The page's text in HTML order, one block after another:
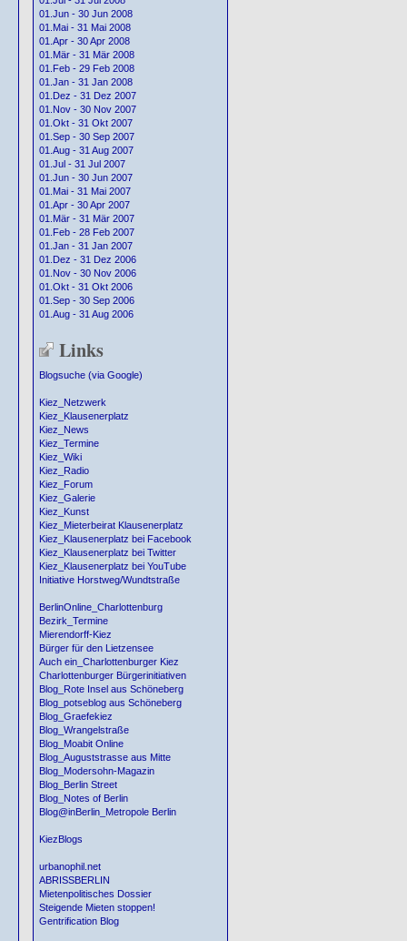
01.Jun - 30 Jun 2008
01.Mai - 31 Mai 2008
01.Apr - 30 Apr 2008
01.Mär - 31 Mär 2008
01.Feb - 29 Feb 2008
01.Jan - 31 Jan 2008
01.Dez - 31 Dez 2007
01.Nov - 30 Nov 2007
01.Okt - 31 Okt 2007
01.Sep - 30 Sep 2007
01.Aug - 31 Aug 2007
01.Jul - 31 Jul 2007
01.Jun - 30 Jun 2007
01.Mai - 31 Mai 2007
01.Apr - 30 Apr 2007
01.Mär - 31 Mär 2007
01.Feb - 28 Feb 2007
01.Jan - 31 Jan 2007
01.Dez - 31 Dez 2006
01.Nov - 30 Nov 2006
01.Okt - 31 Okt 2006
01.Sep - 30 Sep 2006
01.Aug - 31 Aug 2006
Links
Blogsuche (via Google)
Kiez_Netzwerk
Kiez_Klausenerplatz
Kiez_News
Kiez_Termine
Kiez_Wiki
Kiez_Radio
Kiez_Forum
Kiez_Galerie
Kiez_Kunst
Kiez_Mieterbeirat Klausenerplatz
Kiez_Klausenerplatz bei Facebook
Kiez_Klausenerplatz bei Twitter
Kiez_Klausenerplatz bei YouTube
Initiative Horstweg/Wundtstraße
BerlinOnline_Charlottenburg
Bezirk_Termine
Mierendorff-Kiez
Bürger für den Lietzensee
Auch ein_Charlottenburger Kiez
Charlottenburger Bürgerinitiativen
Blog_Rote Insel aus Schöneberg
Blog_potseblog aus Schöneberg
Blog_Graefekiez
Blog_Wrangelstraße
Blog_Moabit Online
Blog_Auguststrasse aus Mitte
Blog_Modersohn-Magazin
Blog_Berlin Street
Blog_Notes of Berlin
Blog@inBerlin_Metropole Berlin
KiezBlogs
urbanophil.net
ABRISSBERLIN
Mietenpolitisches Dossier
Steigende Mieten stoppen!
Gentrification Blog